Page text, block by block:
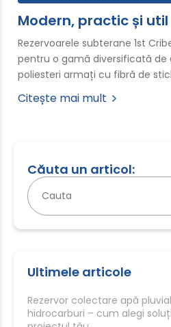
Căuta un articol:
Caută
după:
Ultimele articole
Rezervor colectare apă
hidrocarburi – cum alegi
Modern, practic și util
Rezervoarele subterane 1st
pentru o gamă diversificată de
poliesteri armați cu fibră de
Citește mai mult